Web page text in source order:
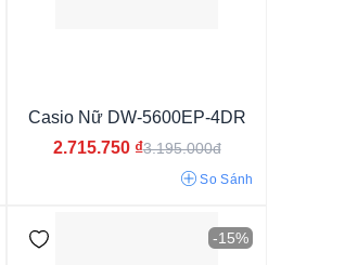
Casio Nữ DW-5600EP-4DR
2.715.750 ₫3.195.000đ
So Sánh
-15%